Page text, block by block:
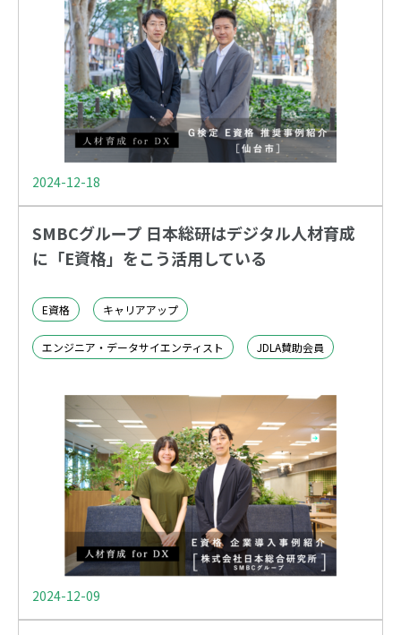
2024-12-18
SMBCグループ 日本総研はデジタル人材育成
に「E資格」をこう活用している
E資格 キャリアアップ
エンジニア・データサイエンティスト JDLA賛助会員
2024-12-09